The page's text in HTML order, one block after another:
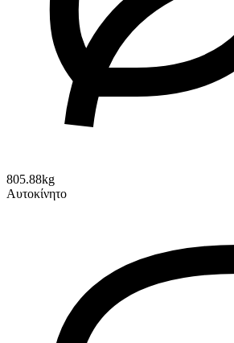
805.88kg
Αυτοκίνητο